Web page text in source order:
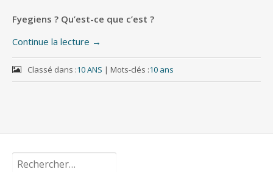
Fyegiens ? Qu’est-ce que c’est ?
Continue la lecture →
Classé dans :10 ANS | Mots-clés :10 ans